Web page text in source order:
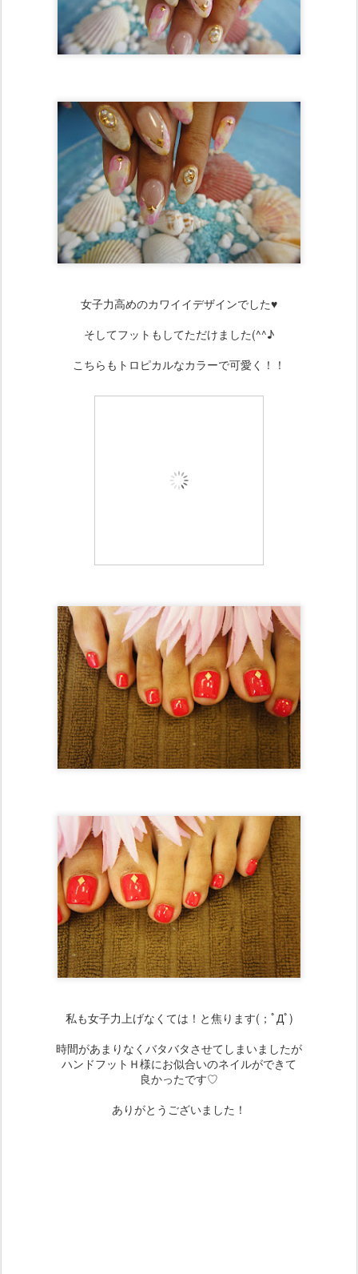
女子力高めのカワイイデザインでした♥
そしてフットもしてただけました(^^♪
こちらもトロピカルなカラーで可愛く！！
私も女子力上げなくては！と焦ります(；ﾟДﾟ)
時間があまりなくバタバタさせてしまいましたが
ハンドフットＨ様にお似合いのネイルができて
良かったです♡
ありがとうございました！